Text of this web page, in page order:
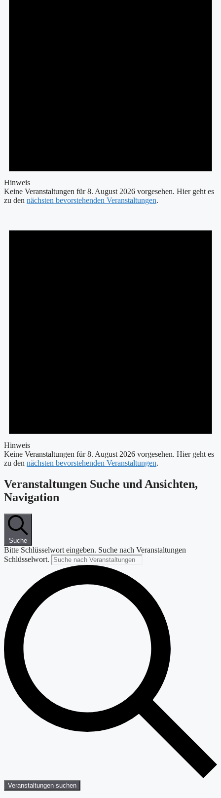
Hinweis
Keine Veranstaltungen für 8. August 2026 vorgesehen. Hier geht es
zu den nächsten bevorstehenden Veranstaltungen.
Hinweis
Keine Veranstaltungen für 8. August 2026 vorgesehen. Hier geht es
zu den nächsten bevorstehenden Veranstaltungen.
Veranstaltungen Suche und Ansichten,
Navigation
Suche
Bitte Schlüsselwort eingeben. Suche nach Veranstaltungen
Schlüsselwort.
Veranstaltungen suchen